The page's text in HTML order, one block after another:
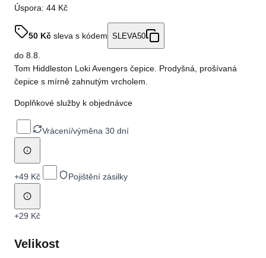
Úspora: 44 Kč
50 Kč sleva s kódem SLEVA50
do 8.8.
Tom Hiddleston Loki Avengers čepice. Prodyšná, prošívaná
čepice s mírně zahnutým vrcholem.
Doplňkové služby k objednávce
Vrácení/výměna 30 dní
+49 Kč Pojištění zásilky
+29 Kč
Velikost